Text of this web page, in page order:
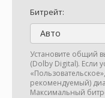
Битрейт:
Авто
Установите общий
(Dolby Digital). Если
рекомендуемый)
Максимальный